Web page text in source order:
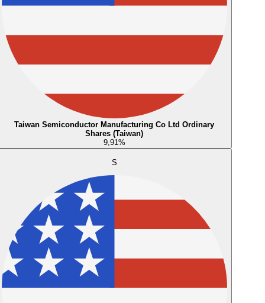
Taiwan Semiconductor Manufacturing Co Ltd Ordinary
Shares (Taiwan)
9,91%
S